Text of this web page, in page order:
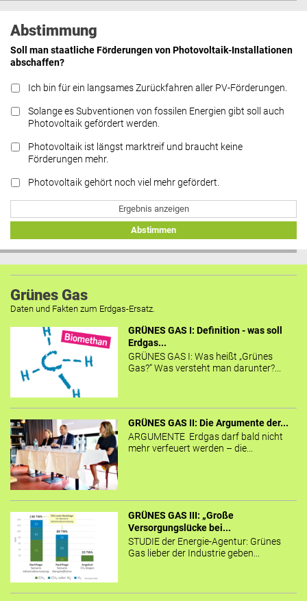
Abstimmung
Soll man staatliche Förderungen von Photovoltaik-Installationen
abschaffen?
Ich bin für ein langsames Zurückfahren aller PV-Förderungen.
Solange es Subventionen von fossilen Energien gibt soll auch
Photovoltaik gefördert werden.
Photovoltaik ist längst marktreif und braucht keine
Förderungen mehr.
Photovoltaik gehört noch viel mehr gefördert.
Ergebnis anzeigen
Abstimmen
Grünes Gas
Daten und Fakten zum Erdgas-Ersatz.
GRÜNES GAS I: Definition - was soll
Erdgas...
GRÜNES GAS I: Was heißt „Grünes
Gas?“ Was versteht man darunter?...
GRÜNES GAS II: Die Argumente der...
ARGUMENTE Erdgas darf bald nicht
mehr verfeuert werden – die...
GRÜNES GAS III: „Große
Versorgungslücke bei...
STUDIE der Energie-Agentur: Grünes
Gas lieber der Industrie geben...